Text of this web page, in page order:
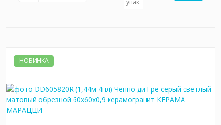
упак.
НОВИНКА